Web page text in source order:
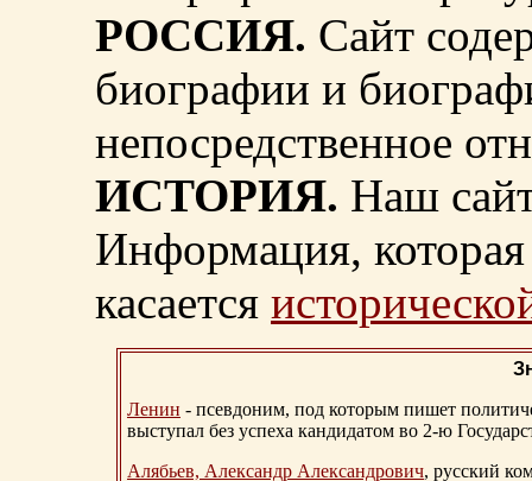
РОССИЯ. Сайт
биографии и
непосредственное
ИСТОРИЯ. Наш
Информация, которая
касается
Ленин - псевдоним, под которым пишет
выступал без успеха кандидатом во 2-ю
Алябьев, Александр Александрович, русский